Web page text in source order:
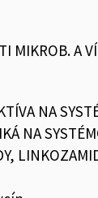
MIKROB. A
NA
NA